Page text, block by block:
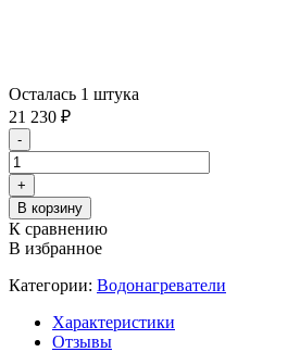
Осталась 1 штука
21 230 ₽
-
+
В корзину
К сравнению
В избранное
Категории: Водонагреватели
Характеристики
Отзывы